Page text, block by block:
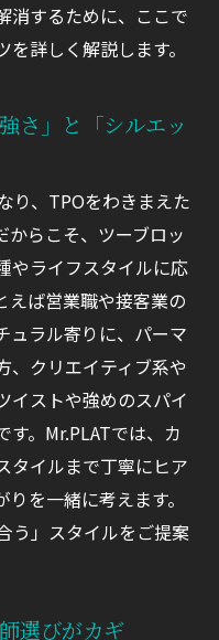
消するために、ここで
詳しく解説します。
さ」と「シルエッ
り、TPOをわきまえた
からこそ、ツーブロッ
やライフスタイルに応
えば営業職や接客業の
ュラル寄りに、パーマ
、クリエイティブ系や
イストや強めのスパイ
。Mr.PLATでは、カ
タイルまで丁寧にヒア
を一緒に考えます。
う」スタイルをご提案
選びがカギ